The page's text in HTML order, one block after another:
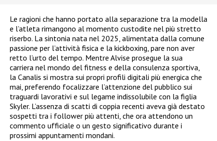
Le ragioni che hanno portato alla separazione tra la modella
e l’atleta rimangono al momento custodite nel più stretto
riserbo. La sintonia nata nel 2025, alimentata dalla comune
passione per l’attività fisica e la kickboxing, pare non aver
retto l’urto del tempo. Mentre Alvise prosegue la sua
carriera nel mondo del fitness e della consulenza sportiva,
la Canalis si mostra sui propri profili digitali più energica che
mai, preferendo focalizzare l’attenzione del pubblico sui
traguardi lavorativi e sul legame indissolubile con la figlia
Skyler. L’assenza di scatti di coppia recenti aveva già destato
sospetti tra i follower più attenti, che ora attendono un
commento ufficiale o un gesto significativo durante i
prossimi appuntamenti mondani.